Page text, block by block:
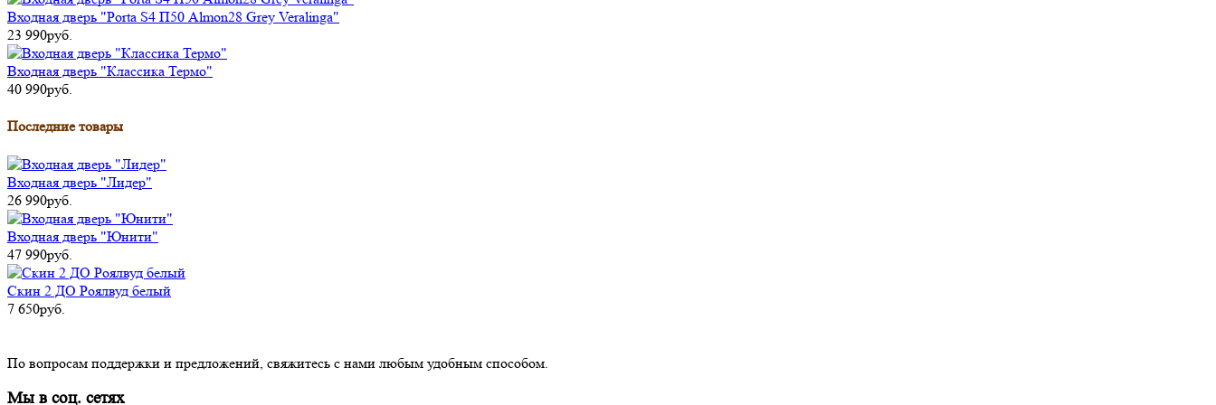
Входная дверь "Porta S4 П50 Almon28 Grey Veralinga"
23 990руб.
Входная дверь "Классика Термо"
40 990руб.
Последние товары
Входная дверь "Лидер"
26 990руб.
Входная дверь "Юнити"
47 990руб.
Скин 2 ДО Роялвуд белый
7 650руб.
По вопросам поддержки и предложений, свяжитесь с нами любым удобным способом.
Мы в соц. сетях